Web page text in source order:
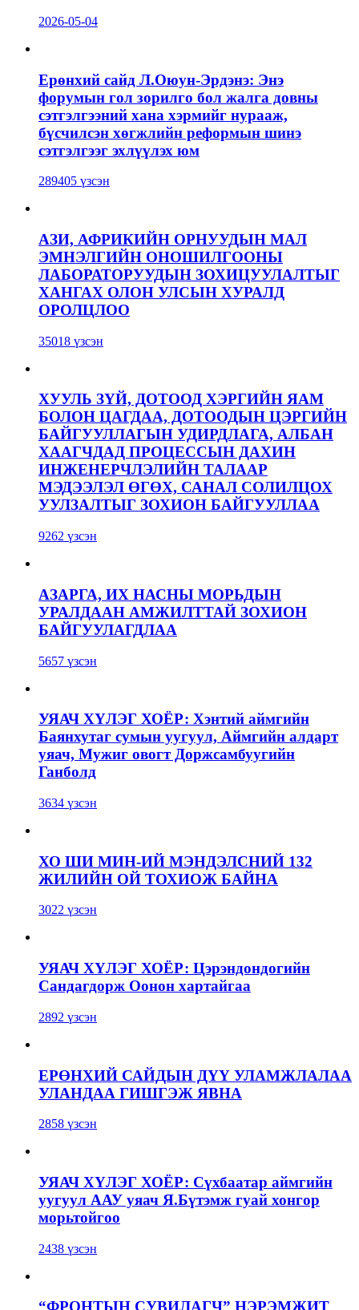
2026-05-04
Ерөнхий сайд Л.Оюун-Эрдэнэ: Энэ
форумын гол зорилго бол жалга довны
сэтгэлгээний хана хэрмийг нурааж,
бүсчилсэн хөгжлийн реформын шинэ
сэтгэлгээг эхлүүлэх юм
289405 үзсэн
АЗИ, АФРИКИЙН ОРНУУДЫН МАЛ
ЭМНЭЛГИЙН ОНОШИЛГООНЫ
ЛАБОРАТОРУУДЫН ЗОХИЦУУЛАЛТЫГ
ХАНГАХ ОЛОН УЛСЫН ХУРАЛД
ОРОЛЦЛОО
35018 үзсэн
ХУУЛЬ ЗҮЙ, ДОТООД ХЭРГИЙН ЯАМ
БОЛОН ЦАГДАА, ДОТООДЫН ЦЭРГИЙН
БАЙГУУЛЛАГЫН УДИРДЛАГА, АЛБАН
ХААГЧДАД ПРОЦЕССЫН ДАХИН
ИНЖЕНЕРЧЛЭЛИЙН ТАЛААР
МЭДЭЭЛЭЛ ӨГӨХ, САНАЛ СОЛИЛЦОХ
УУЛЗАЛТЫГ ЗОХИОН БАЙГУУЛЛАА
9262 үзсэн
АЗАРГА, ИХ НАСНЫ МОРЬДЫН
УРАЛДААН АМЖИЛТТАЙ ЗОХИОН
БАЙГУУЛАГДЛАА
5657 үзсэн
УЯАЧ ХҮЛЭГ ХОЁР: Хэнтий аймгийн
Баянхутаг сумын уугуул, Аймгийн алдарт
уяач, Мужиг овогт Доржсамбуугийн
Ганболд
3634 үзсэн
ХО ШИ МИН-ИЙ МЭНДЭЛСНИЙ 132
ЖИЛИЙН ОЙ ТОХИОЖ БАЙНА
3022 үзсэн
УЯАЧ ХҮЛЭГ ХОЁР: Цэрэндондогийн
Сандагдорж Оонон хартайгаа
2892 үзсэн
ЕРӨНХИЙ САЙДЫН ДҮҮ УЛАМЖЛАЛАА
УЛАНДАА ГИШГЭЖ ЯВНА
2858 үзсэн
УЯАЧ ХҮЛЭГ ХОЁР: Сүхбаатар аймгийн
уугуул ААУ уяач Я.Бүтэмж гуай хонгор
морьтойгоо
2438 үзсэн